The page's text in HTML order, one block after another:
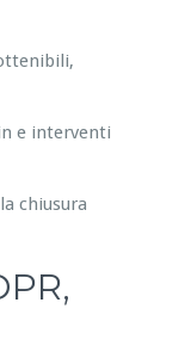
e interventi
chiusura